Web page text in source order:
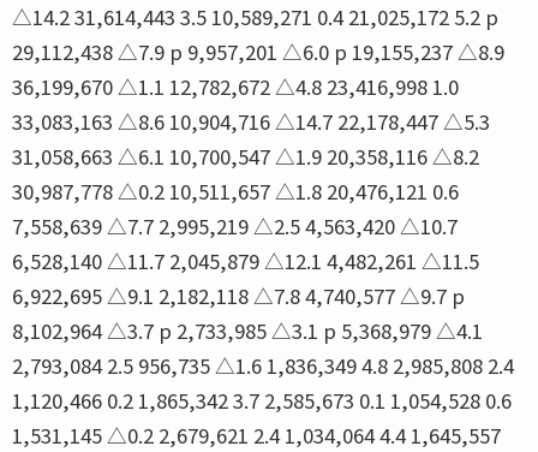
△14.2 31,614,443 3.5 10,589,271 0.4 21,025,172 5.2 p
29,112,438 △7.9 p 9,957,201 △6.0 p 19,155,237 △8.9
36,199,670 △1.1 12,782,672 △4.8 23,416,998 1.0
33,083,163 △8.6 10,904,716 △14.7 22,178,447 △5.3
31,058,663 △6.1 10,700,547 △1.9 20,358,116 △8.2
30,987,778 △0.2 10,511,657 △1.8 20,476,121 0.6
7,558,639 △7.7 2,995,219 △2.5 4,563,420 △10.7
6,528,140 △11.7 2,045,879 △12.1 4,482,261 △11.5
6,922,695 △9.1 2,182,118 △7.8 4,740,577 △9.7 p
8,102,964 △3.7 p 2,733,985 △3.1 p 5,368,979 △4.1
2,793,084 2.5 956,735 △1.6 1,836,349 4.8 2,985,808 2.4
1,120,466 0.2 1,865,342 3.7 2,585,673 0.1 1,054,528 0.6
1,531,145 △0.2 2,679,621 2.4 1,034,064 4.4 1,645,557